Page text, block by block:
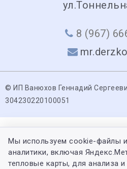
8 (967)
© ИП Ванюхов Геннадий
304230220100051
Мы используем cookie-файлы и
аналитики, включая
тепловые карты, для анализа